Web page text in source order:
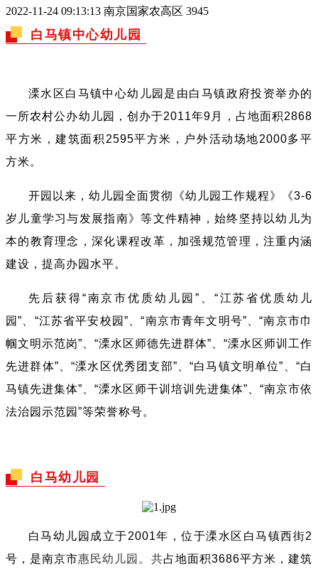
2022-11-24 09:13:13 南京国家农高区 3945
白马镇中心幼儿园
溧水区白马镇中心幼儿园是由白马镇政府投资举办的
一所农村公办幼儿园，创办于2011年9月，占地面积2868
平方米，建筑面积2595平方米，户外活动场地2000多平
方米。
开园以来，幼儿园全面贯彻《幼儿园工作规程》《3-6
岁儿童学习与发展指南》等文件精神，始终坚持以幼儿为
本的教育理念，深化课程改革，加强规范管理，注重内涵
建设，提高办园水平。
先后获得“南京市优质幼儿园”、“江苏省优质幼儿
园”、“江苏省平安校园”、“南京市青年文明号”、“南京市巾
帼文明示范岗”、“溧水区师德先进群体”、“溧水区师训工作
先进群体”、“溧水区优秀团支部”、“白马镇文明单位”、“白
马镇先进集体”、“溧水区师干训培训先进集体”、“南京市依
法治园示范园”等荣誉称号。
白马幼儿园
白马幼儿园成立于2001年，位于溧水区白马镇西街2
号，是南京市惠民幼儿园。共占地面积3686平方米，建筑